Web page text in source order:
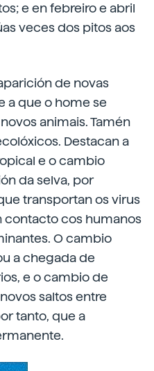
e en febreiro e abril
veces dos pitos aos
de novas
a que o home se
animais. Tamén
Destacan a
e o cambio
da selva, por
transportan os virus
contacto cos humanos
O cambio
a chegada de
e o cambio de
saltos entre
tanto, que a